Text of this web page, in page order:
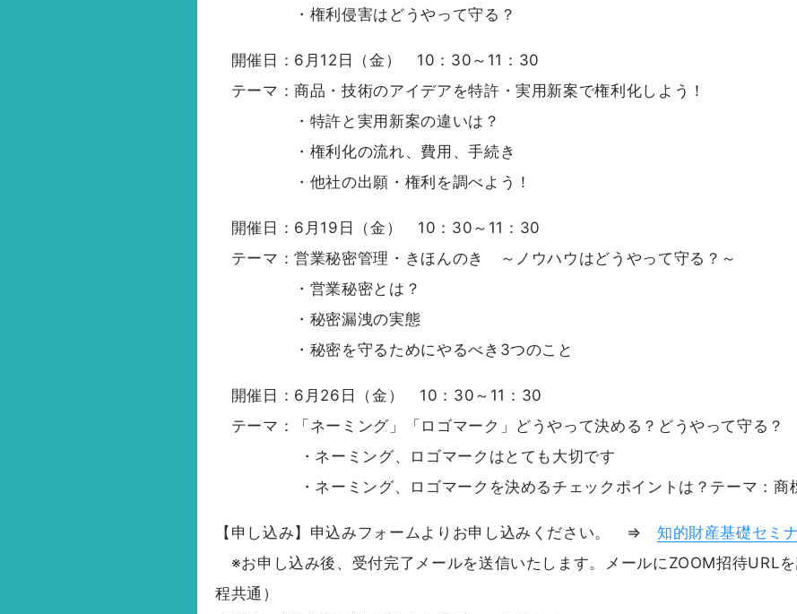
・権利侵害はどうやって守る？
開催日：6月12日（金） 10：30～11：30
テーマ：商品・技術のアイデアを特許・実用新案で権利化しよう！
・特許と実用新案の違いは？
・権利化の流れ、費用、手続き
・他社の出願・権利を調べよう！
開催日：6月19日（金） 10：30～11：30
テーマ：営業秘密管理・きほんのき ～ノウハウはどうやって守る？～
・営業秘密とは？
・秘密漏洩の実態
・秘密を守るためにやるべき3つのこと
開催日：6月26日（金） 10：30～11：30
テーマ：「ネーミング」「ロゴマーク」どうやって決める？どうやって守る？
・ネーミング、ロゴマークはとても大切です
・ネーミング、ロゴマークを決めるチェックポイントは？テーマ：商
【申し込み】申込みフォームよりお申し込みください。 ⇒ 知的財産基礎セミ
※お申し込み後、受付完了メールを送信いたします。メールにZOOM招待URL
程共通）